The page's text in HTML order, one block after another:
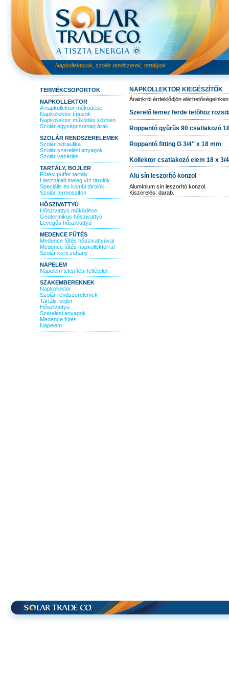
Napkollektorok, szolár rendszerek, tartályok
TERMÉKCSOPORTOK
NAPKOLLEKTOR
A napkollektor működése
Napkollektor típusok
Napkollektor működés közben
Szolár egységcsomag árak
SZOLÁR RENDSZERELEMEK
Szolár hidraulika
Szolár szerelési anyagok
Szolár vezérlés
TARTÁLY, BOJLER
Fűtési puffer tartály
Használati meleg víz tárolók
Speciális és kombi tárolók
Szolár termoszifon
HŐSZIVATTYÚ
Hőszivattyú működése
Geotermikus hőszivattyú
Levegős hőszivattyú
MEDENCE FŰTÉS
Medence fűtés hőszivattyúval
Medence fűtés napkollektorral
Szolár kerti zuhany
NAPELEM
Napelem telepítési feltételei
SZAKEMBEREKNEK
Napkollektor
Szolár rendszerelemek
Tartály, bojler
Hőszivattyú
Szerelési anyagok
Medence fűtés
Napelem
NAPKOLLEKTOR KIEGÉSZÍTŐK
Árainkról érdeklődjön
Szerelő lemez ferde tetőhöz
Roppantó gyűrűs 90 csatlakozó
Roppantó fitting G 3/4″ x 18 mm
Kollektor csatlakozó elem 18 x
Alu sín leszorító konzol
Alumínium sín leszorító konzol.
Kiszerelés: darab.